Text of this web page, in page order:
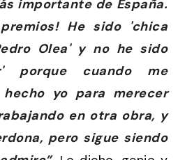
importante de España.
He sido 'chica
Olea' y no he sido
porque cuando me
yo para merecer
en otra obra, y
pero sigue siendo